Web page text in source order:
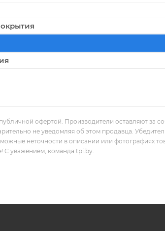
офертой. Производители оставляют за
не уведомляя об этом продавца.
неточности в описании или фотографиях
С уважением, команда tpi.by.